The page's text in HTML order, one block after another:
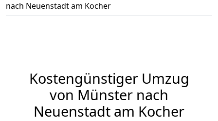
nach Neuenstadt am Kocher
Kostengünstiger Umzug
von Münster nach
Neuenstadt am Kocher